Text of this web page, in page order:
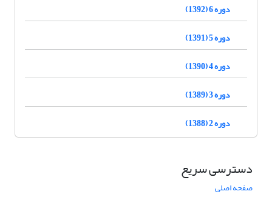
دوره 6 (1392)
دوره 5 (1391)
دوره 4 (1390)
دوره 3 (1389)
دوره 2 (1388)
دسترسی سریع
صفحه اصلی